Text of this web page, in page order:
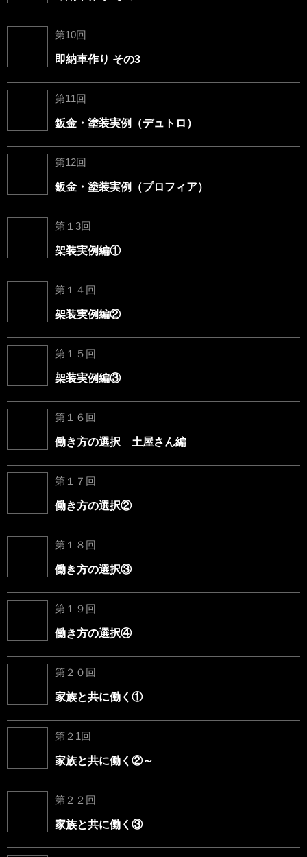
第10回
即納車作り その3
第11回
鈑金・塗装実例（デュトロ）
第12回
鈑金・塗装実例（プロフィア）
第１3回
架装実例編①
第１４回
架装実例編②
第１５回
架装実例編③
第１６回
働き方の選択 土屋さん編
第１７回
働き方の選択②
第１８回
働き方の選択③
第１９回
働き方の選択④
第２０回
家族と共に働く①
第２1回
家族と共に働く②～
第２２回
家族と共に働く③